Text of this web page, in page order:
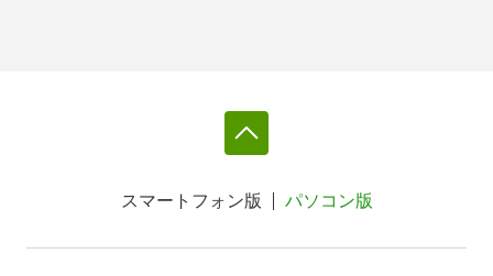
スマートフォン版 パソコン版